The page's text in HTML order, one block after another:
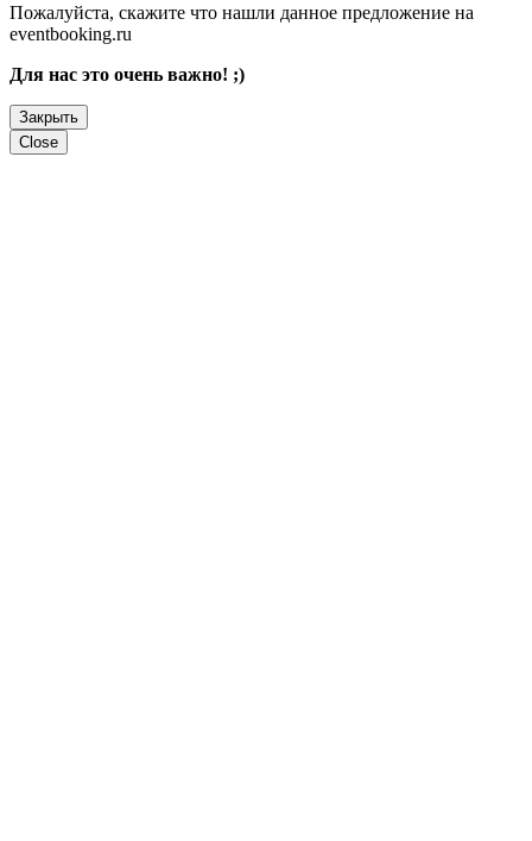
Пожалуйста, скажите что нашли данное предложение на
eventbooking.ru
Для нас это очень важно! ;)
Закрыть
Close